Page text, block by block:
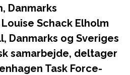
Danmarks
Schack Elholm
Danmarks og Sveriges
samarbejde, deltager
Task Force-